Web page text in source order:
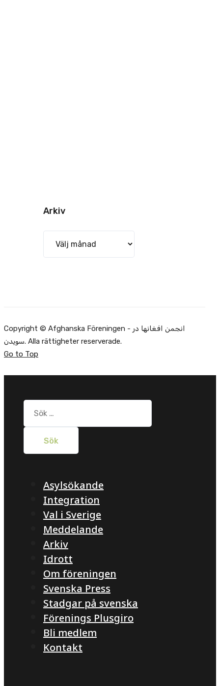
Arkiv
Copyright © Afghanska Föreningen - انجمن افغانها در
سویدن. Alla rättigheter reserverade.
Go to Top
Sök
efter:
Asylsökande
Integration
Val i Sverige
Meddelande
Arkiv
Idrott
Om föreningen
Svenska Press
Stadgar på svenska
Förenings Plusgiro
Bli medlem
Kontakt